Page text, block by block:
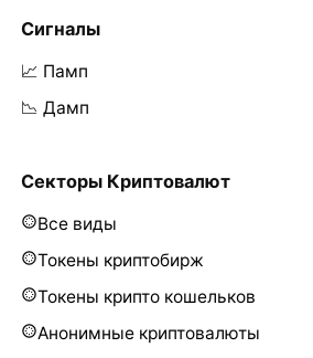
Сигналы
📈 Памп
📉 Дамп
Секторы Криптовалют
Все виды
Токены криптобирж
Токены крипто кошельков
Анонимные криптовалюты